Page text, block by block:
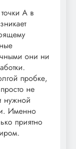
А в
они ни
пробке,
не
нужной
Именно
приятно